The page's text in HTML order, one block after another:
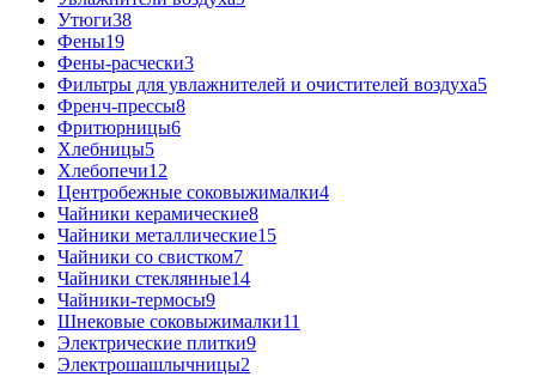
Утюги38
Фены19
Фены-расчески3
Фильтры для увлажнителей и очистителей воздуха5
Френч-прессы8
Фритюрницы6
Хлебницы5
Хлебопечи12
Центробежные соковыжималки4
Чайники керамические8
Чайники металлические15
Чайники со свистком7
Чайники стеклянные14
Чайники-термосы9
Шнековые соковыжималки11
Электрические плитки9
Электрошашлычницы2